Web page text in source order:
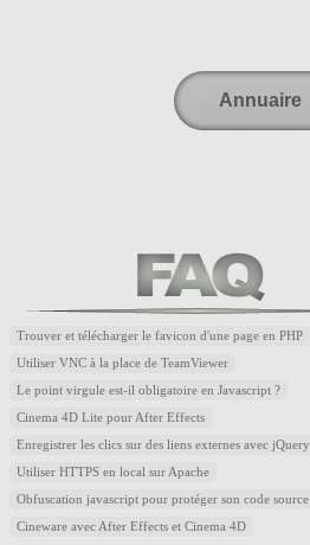
Annuaire
Trouver et télécharger le favicon d'une page en PHP
Utiliser VNC à la place de TeamViewer
Le point virgule est-il obligatoire en Javascript ?
Cinema 4D Lite pour After Effects
Enregistrer les clics sur des liens externes avec jQuery
Utiliser HTTPS en local sur Apache
Obfuscation javascript pour protéger son code source
Cineware avec After Effects et Cinema 4D